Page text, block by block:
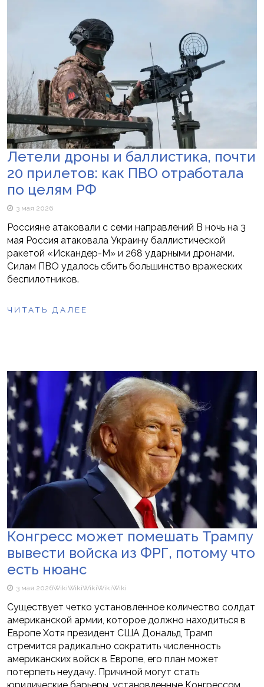
Летели дроны и баллистика, почти
20 прилетов: как ПВО отработала
по целям РФ
3 мая 2026
Россияне атаковали с семи направлений В ночь на 3
мая Россия атаковала Украину баллистической
ракетой «Искандер-М» и 268 ударными дронами.
Силам ПВО удалось сбить большинство вражеских
беспилотников.
ЧИТАТЬ ДАЛЕЕ
Конгресс может помешать Трампу
вывести войска из ФРГ, потому что
есть нюанс
3 мая 2026WikiWikiWikiWikiWiki
Существует четко установленное количество солдат
американской армии, которое должно находиться в
Европе Хотя президент США Дональд Трамп
стремится радикально сократить численность
американских войск в Европе, его план может
потерпеть неудачу. Причиной могут стать